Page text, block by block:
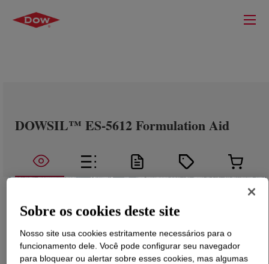
DOWSIL™ ES-5612 Formulation Aid
Sobre os cookies deste site
Nosso site usa cookies estritamente necessários para o
funcionamento dele. Você pode configurar seu navegador
para bloquear ou alertar sobre esses cookies, mas algumas